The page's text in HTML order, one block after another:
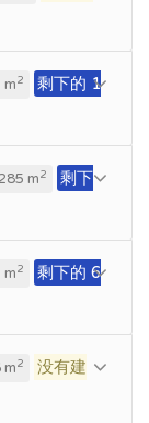
m2
剩下的 1
285 m2
剩下
m2
剩下的 6
m2
没有建